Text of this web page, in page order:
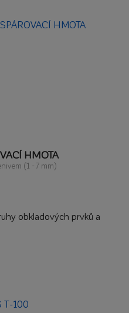
HMOTA
(1 - 7 mm)
obkladových prvků a